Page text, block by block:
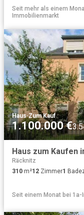
Seit mehr als einem
Immobilienmarkt
Haus·Zum Kauf
1.100.000 €
Räcknitz
310 m²12 Zimmer1
Seit einem Monat bei 1a-